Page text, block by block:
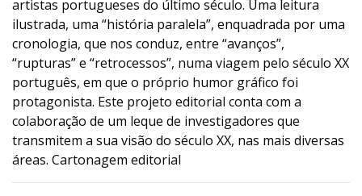
artistas portugueses do último século. Uma leitura
ilustrada, uma “história paralela”, enquadrada por uma
cronologia, que nos conduz, entre “avanços”,
“rupturas” e “retrocessos”, numa viagem pelo século XX
português, em que o próprio humor gráfico foi
protagonista. Este projeto editorial conta com a
colaboração de um leque de investigadores que
transmitem a sua visão do século XX, nas mais diversas
áreas. Cartonagem editorial